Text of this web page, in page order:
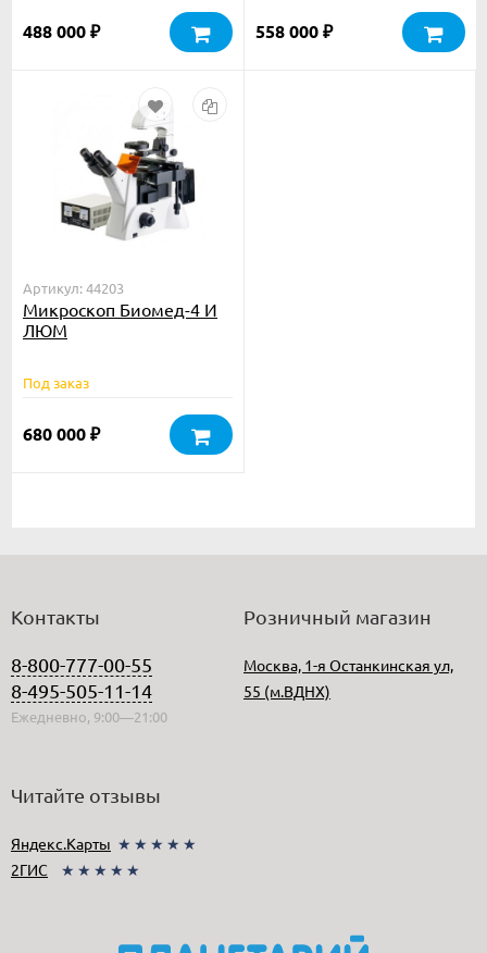
488 000 ₽ 558 000 ₽
Артикул: 44203
Микроскоп Биомед-4 И
ЛЮМ
Под заказ
680 000 ₽
Контакты
8-800-777-00-55
8-495-505-11-14
Ежедневно, 9:00—21:00
Розничный магазин
Москва, 1-я Останкинская ул,
55 (м.ВДНХ)
Читайте отзывы
Яндекс.Карты ★★★★★
2ГИС
★★★★★